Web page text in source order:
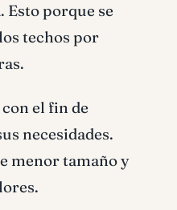
Esto porque se
techos por
con el fin de
necesidades.
menor tamaño y